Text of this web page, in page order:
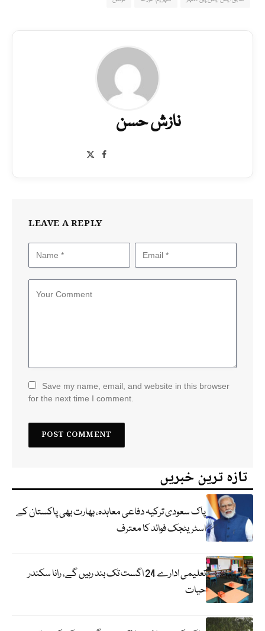
نازش حسن
Facebook
LEAVE A REPLY
Save my name, email, and website in this browser
for the next time I comment.
تازہ ترین خبریں
پاک سعودی ترکیہ دفاعی معاہدہ، بھارت بھی پاکستان کے
اسٹریٹجک فوائد کا معترف
تعلیمی ادارے 24 اگست تک بند رہیں گے، رانا سکندر
حیات